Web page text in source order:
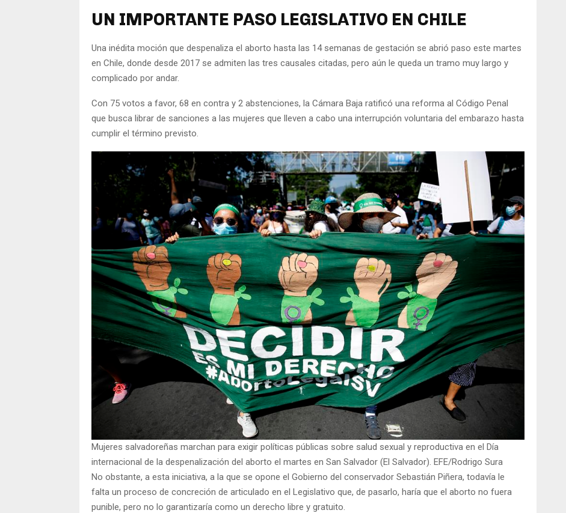
UN IMPORTANTE PASO LEGISLATIVO EN CHILE
Una inédita moción que despenaliza el aborto hasta las 14 semanas de gestación se abrió paso este martes
en Chile, donde desde 2017 se admiten las tres causales citadas, pero aún le queda un tramo muy largo y
complicado por andar.
Con 75 votos a favor, 68 en contra y 2 abstenciones, la Cámara Baja ratificó una reforma al Código Penal
que busca librar de sanciones a las mujeres que lleven a cabo una interrupción voluntaria del embarazo hasta
cumplir el término previsto.
Mujeres salvadoreñas marchan para exigir políticas públicas sobre salud sexual y reproductiva en el Día
internacional de la despenalización del aborto el martes en San Salvador (El Salvador). EFE/Rodrigo Sura
No obstante, a esta iniciativa, a la que se opone el Gobierno del conservador Sebastián Piñera, todavía le
falta un proceso de concreción de articulado en el Legislativo que, de pasarlo, haría que el aborto no fuera
punible, pero no lo garantizaría como un derecho libre y gratuito.